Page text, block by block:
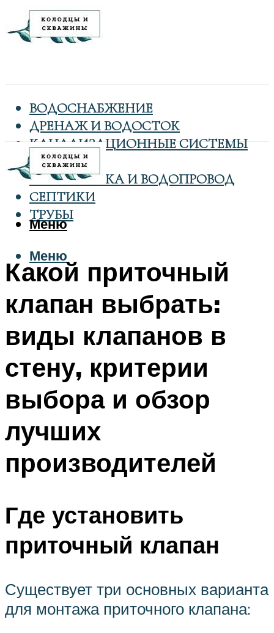
ВОДОСНАБЖЕНИЕ
ДРЕНАЖ И ВОДОСТОК
КАНАЛИЗАЦИОННЫЕ СИСТЕМЫ
КОЛОДЦЫ
САНТЕХНИКА И ВОДОПРОВОД
СЕПТИКИ
ТРУБЫ
Меню
Меню
Какой приточный
клапан выбрать:
виды клапанов в
стену, критерии
выбора и обзор
лучших
производителей
Где установить
приточный клапан
Существует три основных варианта
для монтажа приточного клапана: